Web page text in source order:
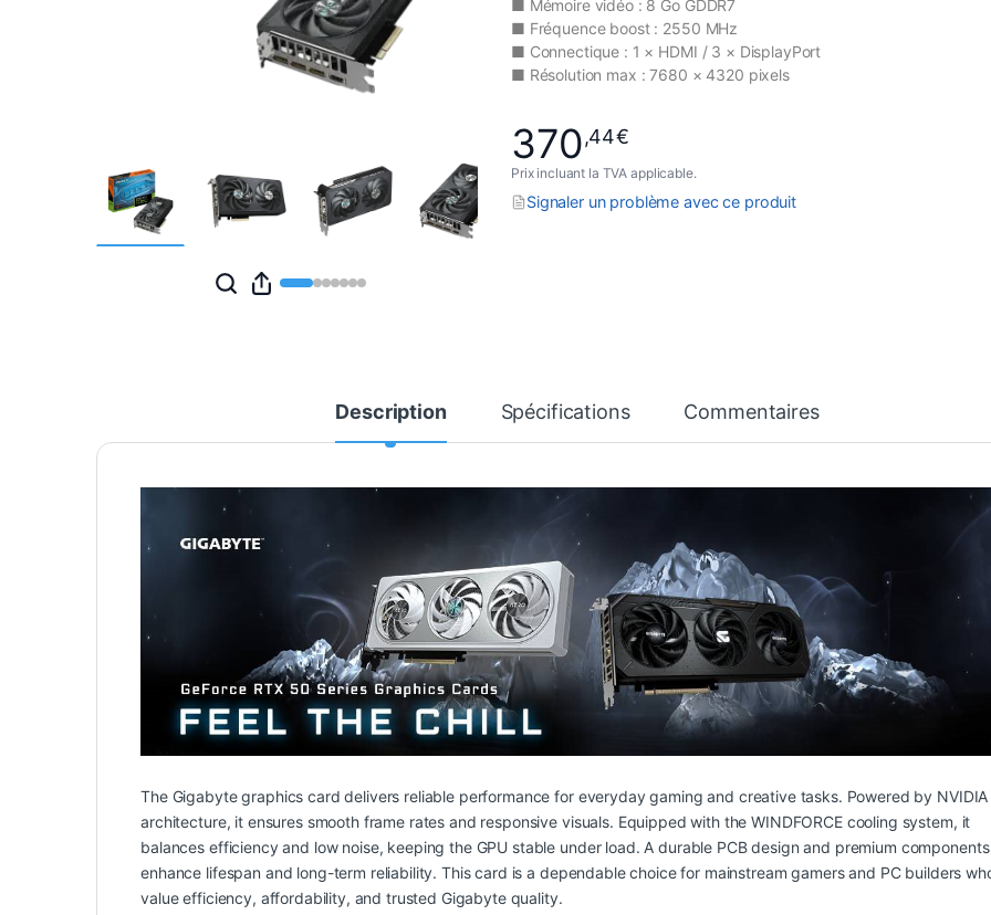
■ Mémoire vidéo : 8 Go GDDR7
■ Fréquence boost : 2550 MHz
■ Connectique : 1 × HDMI / 3 × DisplayPort
■ Résolution max : 7680 × 4320 pixels
370,44€
Prix incluant la TVA applicable.
Signaler un problème avec ce produit
Description Spécifications Commentaires
The Gigabyte graphics card delivers reliable performance for everyday gaming and creative tasks. Powered by NVIDIA
architecture, it ensures smooth frame rates and responsive visuals. Equipped with the WINDFORCE cooling system, it
balances efficiency and low noise, keeping the GPU stable under load. A durable PCB design and premium components
enhance lifespan and long-term reliability. This card is a dependable choice for mainstream gamers and PC builders
value efficiency, affordability, and trusted Gigabyte quality.